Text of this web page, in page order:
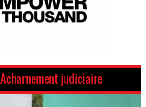
Acharnement judiciaire